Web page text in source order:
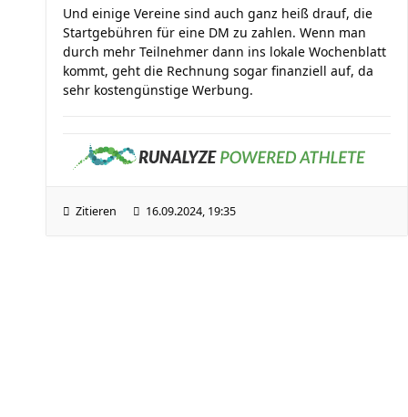
Und einige Vereine sind auch ganz heiß drauf, die
Startgebühren für eine DM zu zahlen. Wenn man
durch mehr Teilnehmer dann ins lokale Wochenblatt
kommt, geht die Rechnung sogar finanziell auf, da
sehr kostengünstige Werbung.
Zitieren 16.09.2024, 19:35